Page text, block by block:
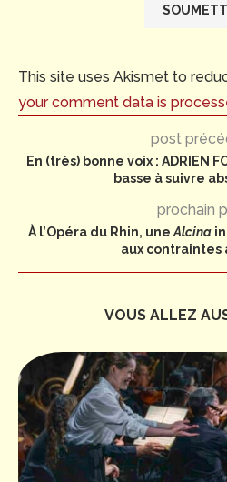
This site uses Akismet to
your comment data is
post
En (très) bonne voix : ADRIEN
basse à suivre
prochain
À l’Opéra du Rhin, uneAlcina
aux contraintes
VOUS ALLEZ